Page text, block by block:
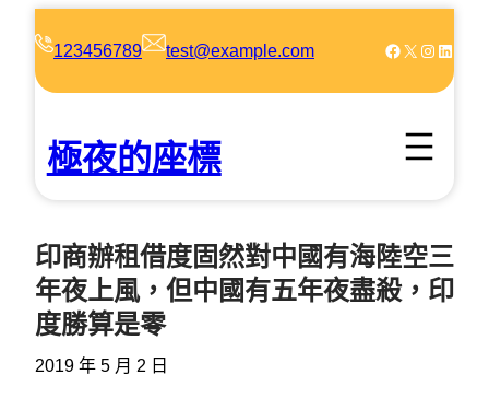
123456789 test@example.com Facebook X Instagram LinkedIn
極夜的座標
印商辦租借度固然對中國有海陸空三
年夜上風，但中國有五年夜盡殺，印
度勝算是零
2019 年 5 月 2 日